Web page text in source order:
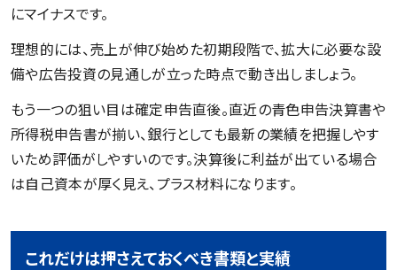
にマイナスです。
理想的には、売上が伸び始めた初期段階で、拡大に必要な設
備や広告投資の見通しが立った時点で動き出しましょう。
もう一つの狙い目は確定申告直後。直近の青色申告決算書や
所得税申告書が揃い、銀行としても最新の業績を把握しやす
いため評価がしやすいのです。決算後に利益が出ている場合
は自己資本が厚く見え、プラス材料になります。
これだけは押さえておくべき書類と実績